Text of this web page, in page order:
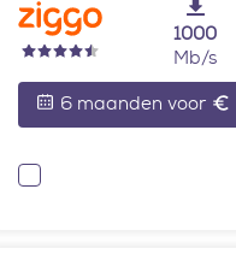
1000
Mb/s
6 maanden voor